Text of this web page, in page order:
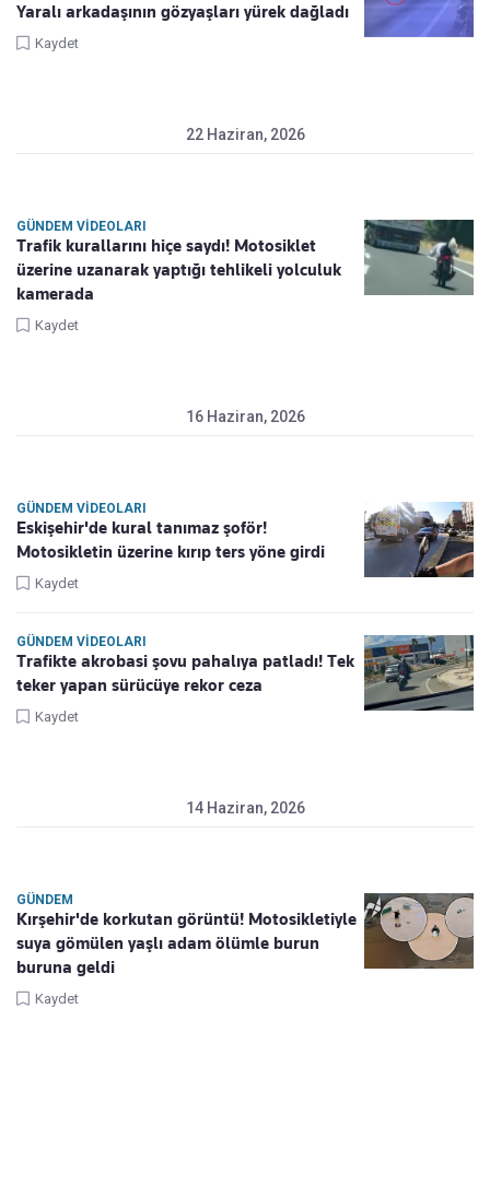
Yaralı arkadaşının gözyaşları yürek dağladı
Kaydet
22 Haziran, 2026
GÜNDEM VIDEOLARI
Trafik kurallarını hiçe saydı! Motosiklet
üzerine uzanarak yaptığı tehlikeli yolculuk
kamerada
Kaydet
16 Haziran, 2026
GÜNDEM VIDEOLARI
Eskişehir'de kural tanımaz şoför!
Motosikletin üzerine kırıp ters yöne girdi
Kaydet
GÜNDEM VIDEOLARI
Trafikte akrobasi şovu pahalıya patladı! Tek
teker yapan sürücüye rekor ceza
Kaydet
14 Haziran, 2026
GÜNDEM
Kırşehir'de korkutan görüntü! Motosikletiyle
suya gömülen yaşlı adam ölümle burun
buruna geldi
Kaydet